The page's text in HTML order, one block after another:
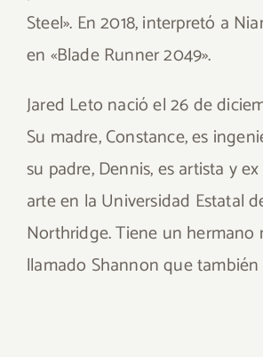
Steel». En 2018, interpretó a
en «Blade Runner 2049».
Jared Leto nació el 26 de
Su madre, Constance, es
su padre, Dennis, es artista y
arte en la Universidad Estatal
Northridge. Tiene un hermano
llamado Shannon que también